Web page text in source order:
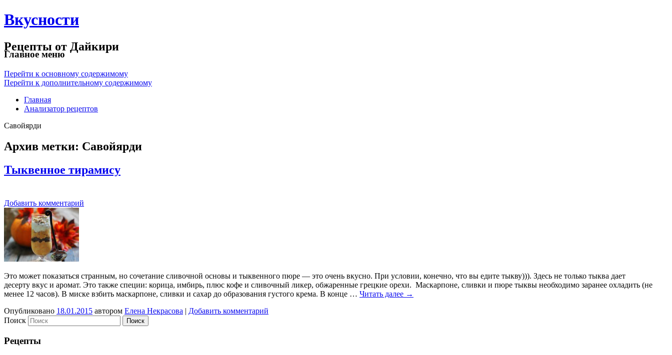
Вкусности
Рецепты от Дайкири
Главное меню
Перейти к основному содержимому
Перейти к дополнительному содержимому
Главная
Анализатор рецептов
Савойярди
Архив метки: Савойярди
Тыквенное тирамису
Добавить комментарий
Это может показаться странным, но сочетание сливочной основы и тыквенного пюре — это очень вкусно. При условии, конечно, что вы едите тыкву))). Здесь не только тыква дает
десерту вкус и аромат. Это также специи: корица, имбирь, плюс кофе и сливочный ликер, обжаренные грецкие орехи. Маскарпоне, сливки и пюре тыквы необходимо заранее охладить (не
менее 12 часов). В миске взбить маскарпоне, сливки и сахар до образования густого крема. В конце … Читать далее →
Опубликовано 18.01.2015 автором Елена Некрасова | Добавить комментарий
Поиск
Рецепты